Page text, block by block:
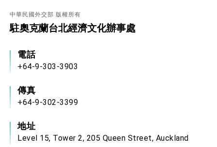
外交部重要言論
我國政府將在美國亞利桑納州設立「駐鳳凰城辦
中華民國外交部 版權所有
駐奧克蘭台北經濟文化辦事處
電話
+64-9-303-3903
傳真
+64-9-302-3399
地址
Level 15, Tower 2, 205 Queen Street, Auckland